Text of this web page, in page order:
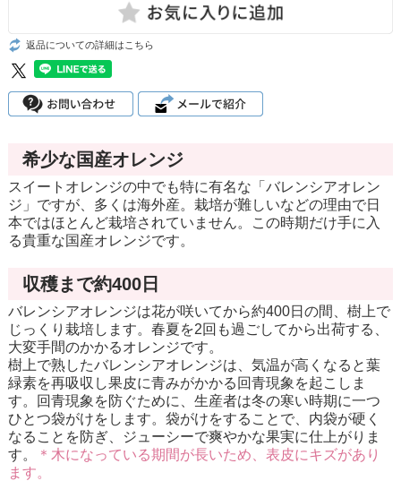
返品についての詳細はこちら
希少な国産オレンジ
スイートオレンジの中でも特に有名な「バレンシアオレン
ジ」ですが、多くは海外産。栽培が難しいなどの理由で日
本ではほとんど栽培されていません。この時期だけ手に入
る貴重な国産オレンジです。
収穫まで約400日
バレンシアオレンジは花が咲いてから約400日の間、樹上で
じっくり栽培します。春夏を2回も過ごしてから出荷する、
大変手間のかかるオレンジです。
樹上で熟したバレンシアオレンジは、気温が高くなると葉
緑素を再吸収し果皮に青みがかかる回青現象を起こしま
す。回青現象を防ぐために、生産者は冬の寒い時期に一つ
ひとつ袋がけをします。袋がけをすることで、内袋が硬く
なることを防ぎ、ジューシーで爽やかな果実に仕上がりま
す。
＊木になっている期間が長いため、表皮にキズがあり
ます。